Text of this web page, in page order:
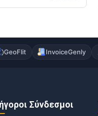
GeoFlit InvoiceGenly
Σύνδεσμοι